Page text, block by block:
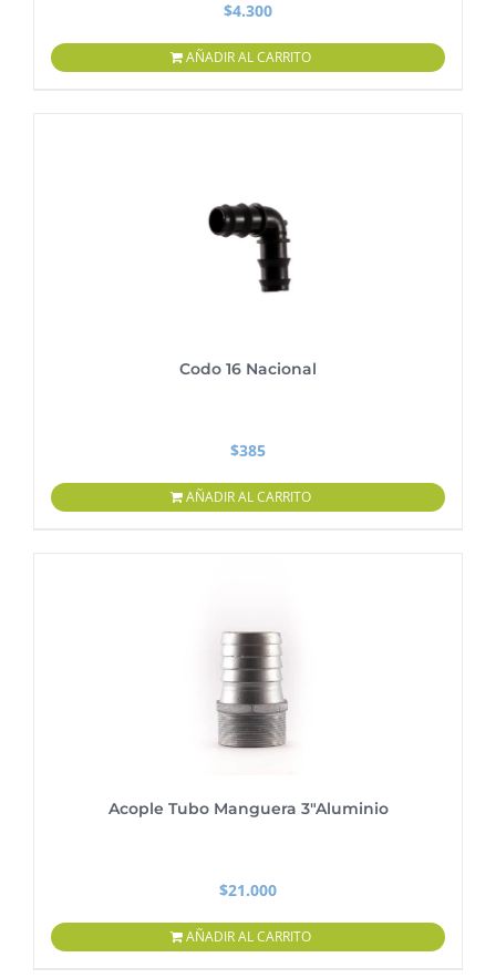
$4.300
AÑADIR AL CARRITO
Codo 16 Nacional
$385
AÑADIR AL CARRITO
Acople Tubo Manguera 3″Aluminio
$21.000
AÑADIR AL CARRITO